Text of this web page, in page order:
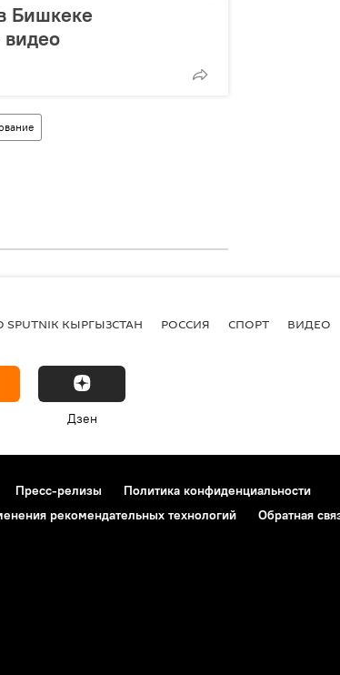
Бишкеке
видео
SPUTNIK КЫРГЫЗСТАН РОССИЯ СПОРТ ВИДЕО
Дзен
Пресс-релизы
Политика конфиденциальности
рекомендательных технологий Обратная